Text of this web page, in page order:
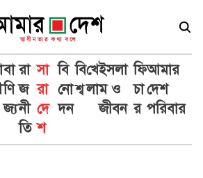
বা
ণি
জ্য
রা
জ
নী
তি
সা
রা
দে
শ
বি
নো
দন
বি
শ্ব
খে
লা
ইসলা
ম ও
জীবন
ফি
চা
র
আমার
দেশ
পরিবার